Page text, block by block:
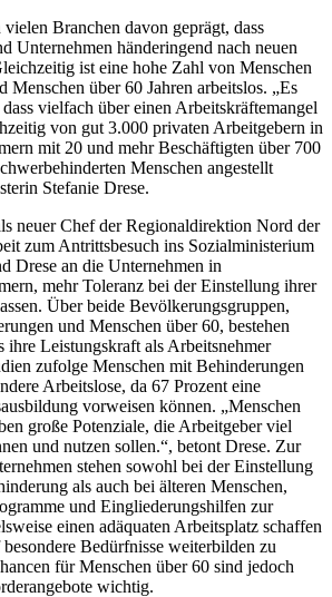
Branchen davon geprägt, dass
Unternehmen händeringend nach neuen
ist eine hohe Zahl von Menschen
Menschen über 60 Jahren arbeitslos. „Es
vielfach über einen Arbeitskräftemangel
von gut 3.000 privaten Arbeitgebern in
mit 20 und mehr Beschäftigten über 700
Menschen angestellt
Stefanie Drese.
neuer Chef der Regionaldirektion Nord der
zum Antrittsbesuch ins Sozialministerium
Drese an die Unternehmen in
mehr Toleranz bei der Einstellung ihrer
Über beide Bevölkerungsgruppen,
und Menschen über 60, bestehen
ihre Leistungskraft als Arbeitsnehmer
zufolge Menschen mit Behinderungen
Arbeitslose, da 67 Prozent eine
vorweisen können. „Menschen
große Potenziale, die Arbeitgeber viel
und nutzen sollen.“, betont Drese. Zur
stehen sowohl bei der Einstellung
als auch bei älteren Menschen,
und Eingliederungshilfen zur
einen adäquaten Arbeitsplatz schaffen
Bedürfnisse weiterbilden zu
für Menschen über 60 sind jedoch
wichtig.